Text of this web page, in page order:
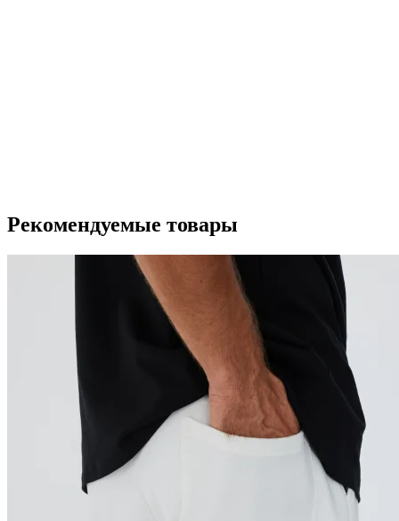
Рекомендуемые товары